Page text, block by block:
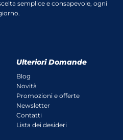
semplice e consapevole, ogni
Ulteriori Domande
Blog
Novità
Promozioni e offerte
Newsletter
Contatti
Lista dei desideri